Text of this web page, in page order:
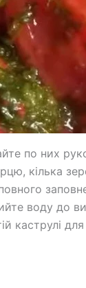
по них
кілька
воду до
каструлі